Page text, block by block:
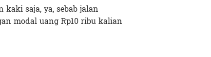
saja, ya, sebab jalan
modal uang Rp10 ribu kalian